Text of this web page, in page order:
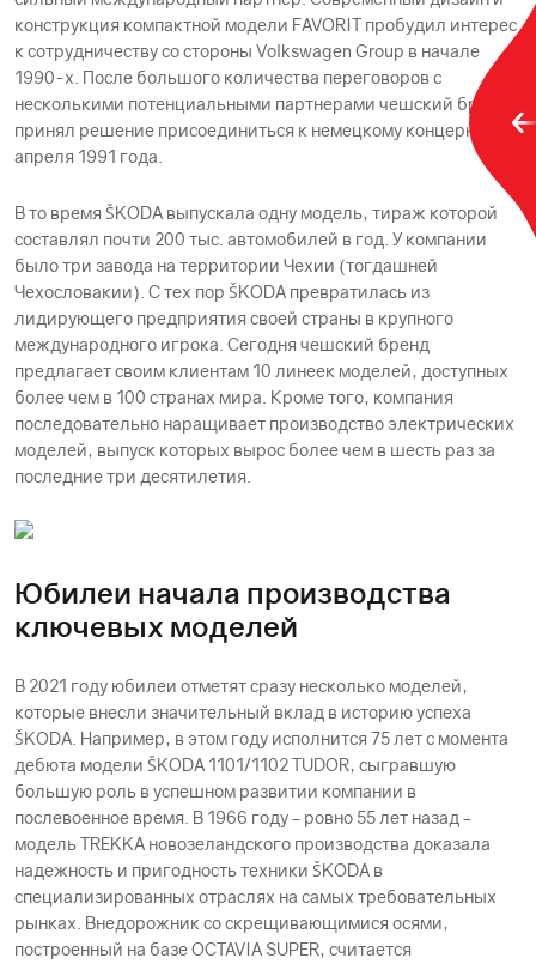
конструкция компактной модели FAVORIT пробудил интерес
к сотрудничеству со стороны Volkswagen Group в начале
1990-х. После большого количества переговоров с
несколькими потенциальными партнерами чешский бренд
принял решение присоединиться к немецкому концерну 16
апреля 1991 года.
В то время ŠKODА выпускала одну модель, тираж которой
составлял почти 200 тыс. автомобилей в год. У компании
было три завода на территории Чехии (тогдашней
Чехословакии). С тех пор ŠKODА превратилась из
лидирующего предприятия своей страны в крупного
международного игрока. Сегодня чешский бренд
предлагает своим клиентам 10 линеек моделей, доступных
более чем в 100 странах мира. Кроме того, компания
последовательно наращивает производство электрических
моделей, выпуск которых вырос более чем в шесть раз за
последние три десятилетия.
Юбилеи начала производства
ключевых моделей
В 2021 году юбилеи отметят сразу несколько моделей,
которые внесли значительный вклад в историю успеха
ŠKODА. Например, в этом году исполнится 75 лет с момента
дебюта модели ŠKODА 1101/1102 TUDOR, сыгравшую
большую роль в успешном развитии компании в
послевоенное время. В 1966 году – ровно 55 лет назад –
модель TREKKA новозеландского производства доказала
надежность и пригодность техники ŠKODА в
специализированных отраслях на самых требовательных
рынках. Внедорожник со скрещивающимися осями,
построенный на базе OCTAVIA SUPER, считается